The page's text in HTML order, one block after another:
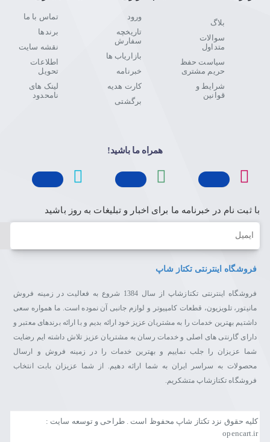
بلاگ
سوالات
متداول
سیاست حفظ
حریم مشتری
شرایط و
قوانین
ورود
تاریخچه
سفارش
بازاریاب ها
خبرنامه
کارت هدیه
برگشتی
تماس با ما
برندها
نقشه سایت
اطلاعات
تحویل
لینک های
نامحدود
همراه ما باشید!
با ثبت نام در خبرنامه ما برای اخبار و تبلیغات به روز باشید
ایمیل
فروشگاه اینترنتی تکتاز شاپ
فروشگاه اینترنتی تکتازشاپ از سال 1384 شروع به فعالیت در زمینه فروش
مانیتور، تلویزیون، قطعات کامپیوتر و لوازم جانبی آن نموده است. ما همواره سعی
داشتیم بهترین خدمات را به مشتریان عزیز خود ارائه بدیم و با ارائه برندهای معتبر و
دارای گارنتی های اصلی و خدمات رسان به مشتریان عزیز تلاش داشته ایم رضایت
شما عزیزان را جلب نماییم و بهترین خدمات را در زمینه فروش و ارسال
محصولات به سراسر ایران به شما ارائه دهیم. از شما عزیزان بابت انتخاب
فروشگاه تکتازشاپ متشکریم.
کلیه حقوق نزد تکتاز شاپ محفوظ است . طراحی و توسعه سایت :
opencart.ir